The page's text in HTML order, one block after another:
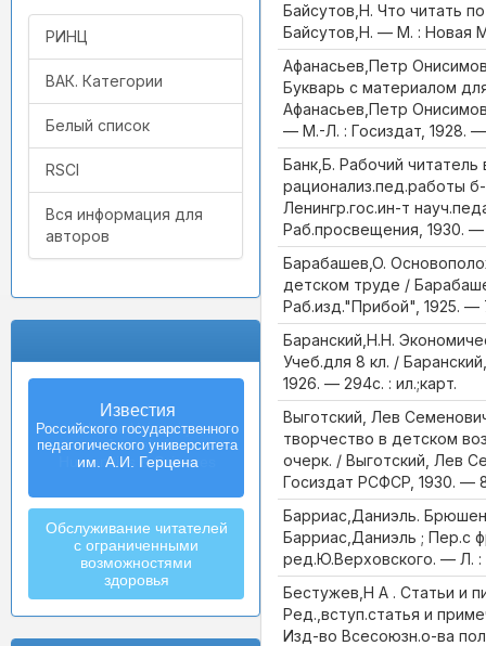
РИНЦ
ВАК. Категории
Белый список
RSCI
Вся информация для
авторов
Izvestia:
Herzen University
Journal of
Humanities & Sciences
Обслуживание читателей
с ограниченными
возможностями
здоровья
Байсутов,Н. Что читать
Байсутов,Н. — М. : Новая
Афанасьев,Петр
Букварь с материалом
Афанасьев,Петр
— М.-Л. : Госиздат, 1928.
Банк,Б. Рабочий
рационализ.пед.работы
Ленингр.гос.ин-т
Раб.просвещения, 1930.
Барабашев,О.
детском труде /
Раб.изд."Прибой", 1925. —
Баранский,Н.Н.
Учеб.для 8 кл. /
1926. — 294с. : ил.;карт.
Выготский, Лев
творчество в детском
очерк. / Выготский, Лев
Госиздат РСФСР, 1930. —
Барриас,Даниэль.
Барриас,Даниэль ; Пер.с
ред.Ю.Верховского. — Л. :
Бестужев,Н А . Статьи и
Ред.,вступ.статья и
Изд-во Всесоюзн.о-ва